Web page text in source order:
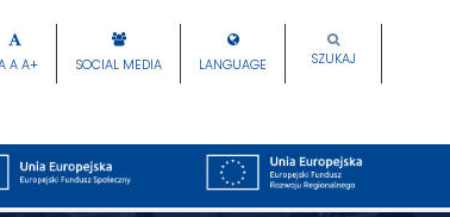
A A+ SOCIAL MEDIA LANGUAGE SZUKAJ